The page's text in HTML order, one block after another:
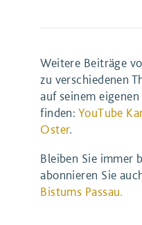
Weitere Beiträge
zu verschiedenen
auf seinem
finden: YouTube
Oster.
Bleiben Sie immer
abonnieren Sie
Bistums Passau.